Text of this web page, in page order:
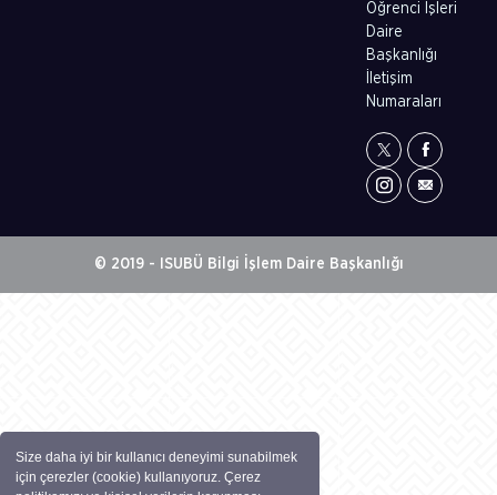
Size daha iyi bir kullanıcı deneyimi sunabilmek
için çerezler (cookie) kullanıyoruz. Çerez
Öğrenci İşleri
Daire
Başkanlığı
İletişim
Numaraları
© 2019 - ISUBÜ Bilgi İşlem Daire Başkanlığı